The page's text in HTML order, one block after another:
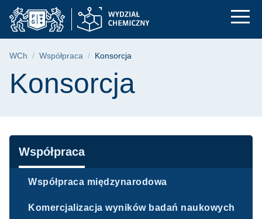
Przejdź
do
menu
Przejdź
do
wyszukiwarki
Przejdź
do
treści
Konsorcja |
Ścieżka nawigacyjna
WCh Współpraca Konsorcja
Treść strony
Konsorcja
Nawigacja
Współpraca
Współpraca międzynarodowa
Komercjalizacja wyników badań naukowych